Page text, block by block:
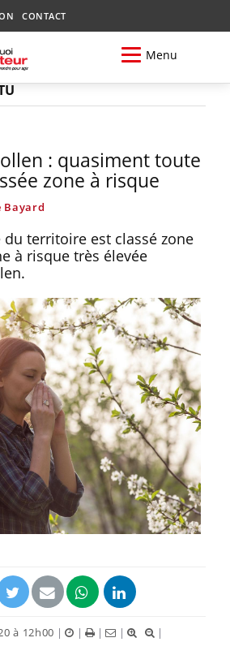
CONTACT
Menu
: quasiment toute
zone à risque
Bayard
territoire est classé zone
à risque très élevée
à 12h00 | | | |
|